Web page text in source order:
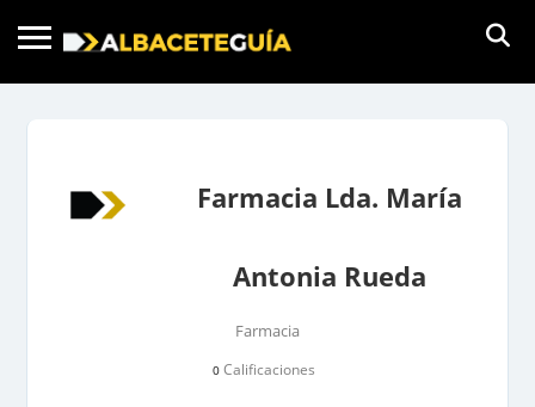
Farmacia Lda. María
Antonia Rueda
Farmacia
0 Calificaciones